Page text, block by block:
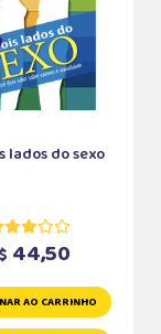
lados do sexo
44,50
AO CARRINHO